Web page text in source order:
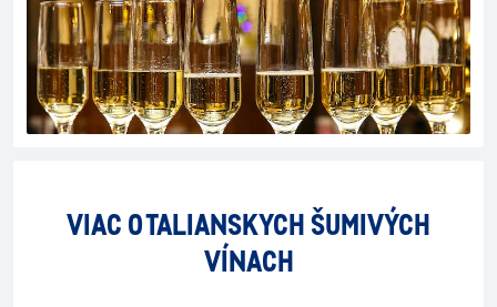
VIAC O TALIANSKYCH ŠUMIVÝCH
VÍNACH